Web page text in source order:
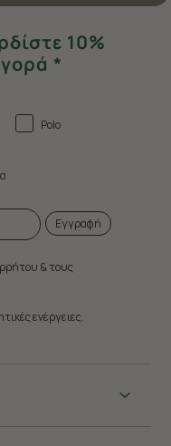
10%
*
Polo
Εγγραφή
& τους
ενέργειες.